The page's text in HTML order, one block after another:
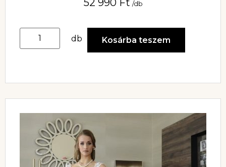
52 990 Ft /db
db Kosárba teszem